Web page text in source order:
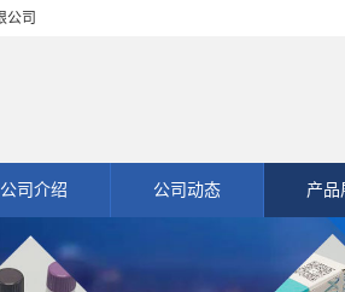
公司
公司介绍 公司动态 产品